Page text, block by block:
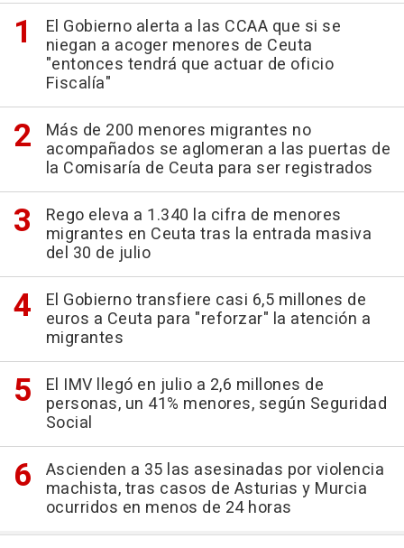
El Gobierno alerta a las CCAA que si se
niegan a acoger menores de Ceuta
"entonces tendrá que actuar de oficio
Fiscalía"
Más de 200 menores migrantes no
acompañados se aglomeran a las puertas de
la Comisaría de Ceuta para ser registrados
Rego eleva a 1.340 la cifra de menores
migrantes en Ceuta tras la entrada masiva
del 30 de julio
El Gobierno transfiere casi 6,5 millones de
euros a Ceuta para "reforzar" la atención a
migrantes
El IMV llegó en julio a 2,6 millones de
personas, un 41% menores, según Seguridad
Social
Ascienden a 35 las asesinadas por violencia
machista, tras casos de Asturias y Murcia
ocurridos en menos de 24 horas